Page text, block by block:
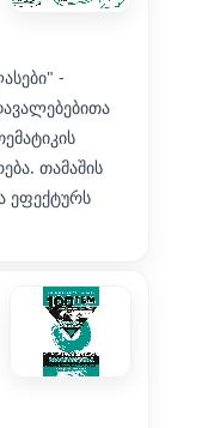
-
თამაშის
ეფექტურს